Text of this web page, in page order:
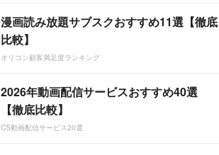
漫画読み放題サブスクおすすめ11選【徹底
比較】
オリコン顧客満足度ランキング
2026年動画配信サービスおすすめ40選
【徹底比較】
CS動画配信サービス20選